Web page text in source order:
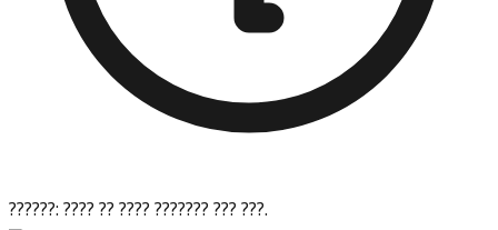
??????: ???? ?? ???? ??????? ??? ???.